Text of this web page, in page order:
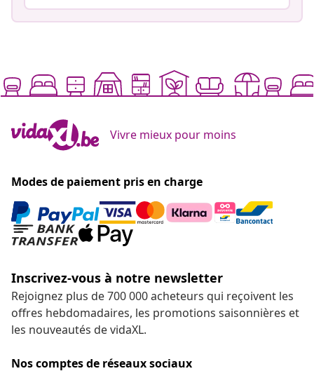
Vivre mieux pour moins
Modes de paiement pris en charge
Inscrivez-vous à notre newsletter
Rejoignez plus de 700 000 acheteurs qui reçoivent les
offres hebdomadaires, les promotions saisonnières et
les nouveautés de vidaXL.
Nos comptes de réseaux sociaux